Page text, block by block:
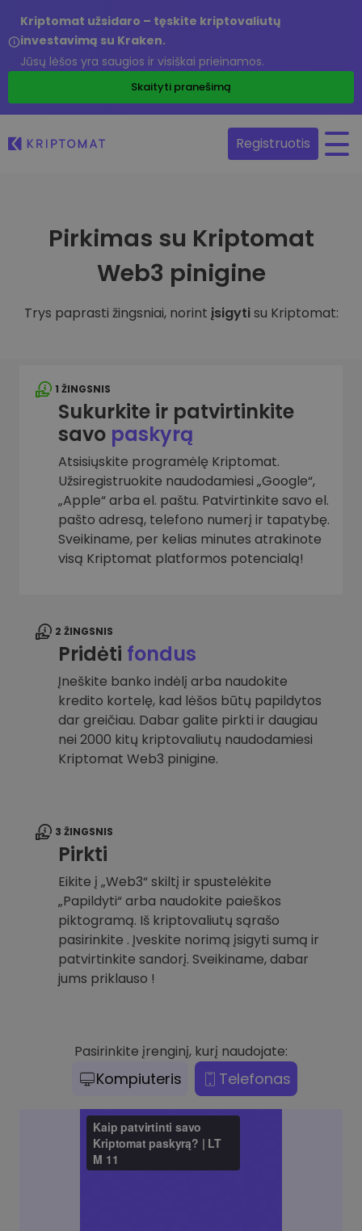
Kriptomat užsidaro – tęskite kriptovaliutų
investavimą su Kraken.
Jūsų lėšos yra saugios ir visiškai prieinamos.
Skaityti pranešimą
Registruotis
Pirkimas su Kriptomat
Web3 pinigine
Trys paprasti žingsniai, norint įsigytisu Kriptomat:
1 ŽINGSNIS
Sukurkite ir patvirtinkite
savo paskyrą
Atsisiųskite programėlę Kriptomat.
Užsiregistruokite naudodamiesi „Google“,
„Apple“ arba el. paštu. Patvirtinkite savo el.
pašto adresą, telefono numerį ir tapatybę.
Sveikiname, per kelias minutes atrakinote
visą Kriptomat platformos potencialą!
2 ŽINGSNIS
Pridėti fondus
Įneškite banko indėlį arba naudokite
kredito kortelę, kad lėšos būtų papildytos
dar greičiau. Dabar galite pirkti ir daugiau
nei 2000 kitų kriptovaliutų naudodamiesi
Kriptomat Web3 pinigine.
3 ŽINGSNIS
Pirkti
Eikite į „Web3“ skiltį ir spustelėkite
„Papildyti“ arba naudokite paieškos
piktogramą. Iš kriptovaliutų sąrašo
pasirinkite . Įveskite norimą įsigyti sumą ir
patvirtinkite sandorį. Sveikiname, dabar
jums priklauso !
Pasirinkite įrenginį, kurį naudojate:
Kompiuteris Telefonas